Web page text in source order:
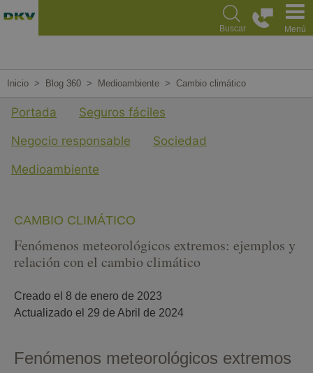
Buscar Menú
Inicio Blog 360 Medioambiente Cambio climático
Menu cuarto nivel Blog
Portada
Seguros fáciles
Negocio responsable
Sociedad
Medioambiente
CAMBIO CLIMÁTICO
Fenómenos meteorológicos extremos: ejemplos y
relación con el cambio climático
Creado el 8 de enero de 2023
Actualizado el 29 de Abril de 2024
Fenómenos meteorológicos extremos